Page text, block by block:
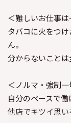
＜難しいお仕事
タバコに火をつ
ん。
分からないこと
＜ノルマ・強制
自分のペースで
他店でキツイ思